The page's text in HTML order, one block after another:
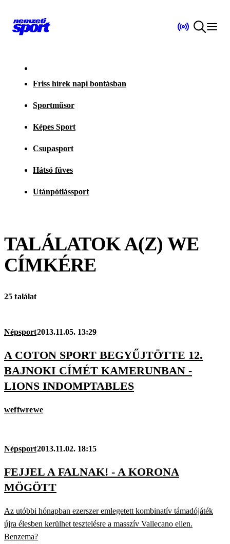
Friss hírek napi bontásban
Sportműsor
Képes Sport
Csupasport
Hátsó füves
Utánpótlássport
TALÁLATOK A(Z) WE
CÍMKÉRE
25 találat
Népsport2013.11.05. 13:29
A COTON SPORT BEGYŰJTÖTTE 12.
BAJNOKI CÍMÉT KAMERUNBAN -
LIONS INDOMPTABLES
weffwrewe
Népsport2013.11.02. 18:15
FEJJEL A FALNAK! - A KORONA
MÖGÖTT
Az utóbbi hónapban ezerszer emlegetett kombinatív támadójáték
újra élesben kerülhet tesztelésre a masszív Vallecano ellen.
Benzema?